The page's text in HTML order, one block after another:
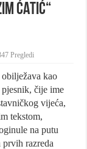
ĆATIĆ“
Pregledi
kao
čije ime
vijeća,
tekstom,
na putu
razreda